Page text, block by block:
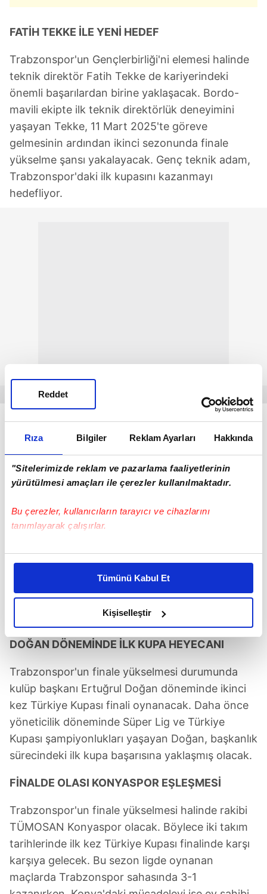
Rıza Bilgiler Reklam Ayarları Hakkında
"Sitelerimizde reklam ve pazarlama faaliyetlerinin
yürütülmesi amaçları ile çerezler kullanılmaktadır.
Bu çerezler, kullanıcıların tarayıcı ve cihazlarını
tanımlayarak çalışırlar.
Bu çerezlere izin vermeniz halinde sizlere özel
daha iyi reklam deneyimi yaşatabiliriz. Bunu yaparken
amacımızın size daha iyi bir reklam deneyimi sunmak
olduğunu ve sizlere en iyi içerikleri sunabilmek adına
elimizden gelen çabayı gösterdiğimizi ve bu noktada,
reklamların maliyetlerimizi karşılamak noktasında tek gelir
Her halükârda, kullanıcılar, bu çerezlere izin vermedikleri
takdirde, kullanıcılara hedefli reklamlar
gösterilmeyecektir."
Sizlere daha iyi bir hizmet sunabilmek için İnternet
Sitemizde kendimize ve üçüncü kişilere ait çerezler
verileriniz işlenmekte olup gerekli olan çerezler bilgi
kullanılmaktadır. Diğer çerezler, sitemizin daha işlevsel
kılınması ve kişiselleştirilmesi ve sizlere yönelik
reklam/pazarlama faaliyetlerinin yapılması, amaçlarıyla
sınırlı olarak açık rızanız dahilinde kullanılacaktır.
Çerezlere ilişkin tercihlerinizi aşağıda yer alan panel
Tümünü Kabul Et
Kişiselleştir
Reddet
FATİH TEKKE İLE YENİ HEDEF
Trabzonspor'un Gençlerbirliği'ni elemesi halinde
teknik direktör Fatih Tekke de kariyerindeki
önemli başarılardan birine yaklaşacak. Bordo-
mavili ekipte ilk teknik direktörlük deneyimini
yaşayan Tekke, 11 Mart 2025'te göreve
gelmesinin ardından ikinci sezonunda finale
yükselme şansı yakalayacak. Genç teknik adam,
Trabzonspor'daki ilk kupasını kazanmayı
hedefliyor.
Trabzonspor, Ertuğrul Doğan döneminde kupa
DOĞAN DÖNEMİNDE İLK KUPA HEYECANI
Trabzonspor'un finale yükselmesi durumunda
kulüp başkanı Ertuğrul Doğan döneminde ikinci
kez Türkiye Kupası finali oynanacak. Daha önce
yöneticilik döneminde Süper Lig ve Türkiye
Kupası şampiyonlukları yaşayan Doğan, başkanlık
sürecindeki ilk kupa başarısına yaklaşmış olacak.
FİNALDE OLASI KONYASPOR EŞLEŞMESİ
Trabzonspor'un finale yükselmesi halinde rakibi
TÜMOSAN Konyaspor olacak. Böylece iki takım
tarihlerinde ilk kez Türkiye Kupası finalinde karşı
karşıya gelecek. Bu sezon ligde oynanan
maçlarda Trabzonspor sahasında 3-1